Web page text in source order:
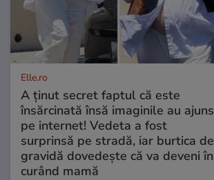
Elle.ro
A ținut secret faptul că este
însărcinată însă imaginile au ajuns
pe internet! Vedeta a fost
surprinsă pe stradă, iar burtica de
gravidă dovedește că va deveni în
curând mamă